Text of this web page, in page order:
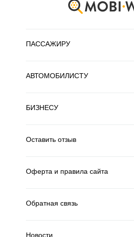
ПАССАЖИРУ
АВТОМОБИЛИСТУ
БИЗНЕСУ
Оставить отзыв
Оферта и правила сайта
Обратная связь
Новости